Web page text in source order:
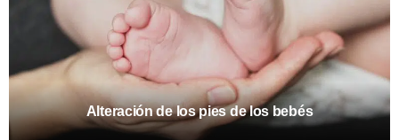
Alteración de los pies de los bebés